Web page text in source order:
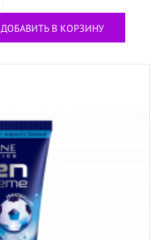
ДОБАВИТЬ В КОРЗИНУ